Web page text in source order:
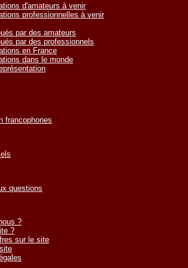
d'amateurs à venir
professionnelles à venir
par des amateurs
par des professionnels
en France
dans le monde
francophones
questions
?
?
sur le site